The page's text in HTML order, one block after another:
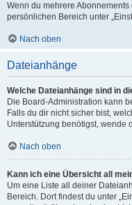
Wenn du mehrere
persönlichen Bereich unter
Nach oben
Dateianhänge
Welche Dateianhänge sind in
Die Board-Administration kann
Falls du dir nicht sicher bist,
Unterstützung benötigst, wende
Nach oben
Kann ich eine Übersicht all
Um eine Liste all deiner
Bereich. Dort findest du unter